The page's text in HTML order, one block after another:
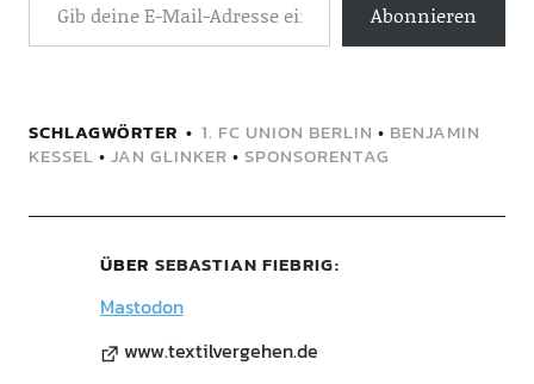
Abonnieren
SCHLAGWÖRTER 1. FC UNION BERLIN • BENJAMIN
KESSEL • JAN GLINKER • SPONSORENTAG
ÜBER SEBASTIAN FIEBRIG
Mastodon
www.textilvergehen.de